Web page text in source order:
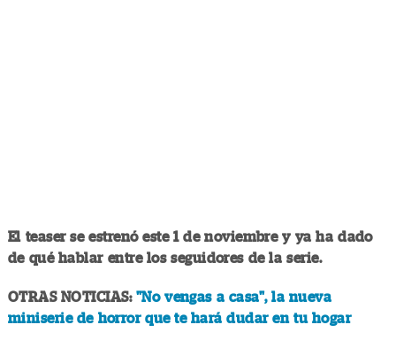
El teaser se estrenó este 1 de noviembre y ya ha dado
de qué hablar entre los seguidores de la serie.
OTRAS NOTICIAS: "No vengas a casa", la nueva
miniserie de horror que te hará dudar en tu hogar